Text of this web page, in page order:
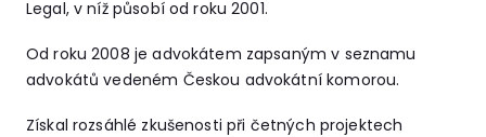
Legal, v níž působí od roku 2001.
Od roku 2008 je advokátem zapsaným v seznamu
advokátů vedeném Českou advokátní komorou.
Získal rozsáhlé zkušenosti při četných projektech